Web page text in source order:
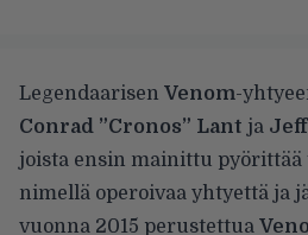
Legendaarisen Venom-
Conrad ”Cronos” Lant ja
joista ensin mainittu pyörittää
nimellä operoivaa yhtyettä ja
vuonna 2015 perustettua